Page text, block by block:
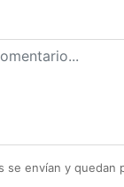
se envían y quedan